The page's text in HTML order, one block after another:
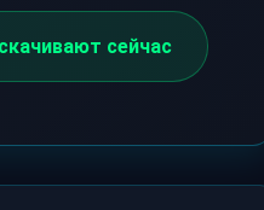
сейчас